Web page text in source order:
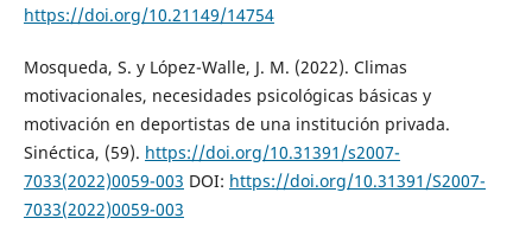
https://doi.org/10.21149/14754
Mosqueda, S. y López-Walle, J. M. (2022). Climas
motivacionales, necesidades psicológicas básicas y
motivación en deportistas de una institución privada.
Sinéctica, (59). https://doi.org/10.31391/s2007-
7033(2022)0059-003 DOI: https://doi.org/10.31391/S2007-
7033(2022)0059-003